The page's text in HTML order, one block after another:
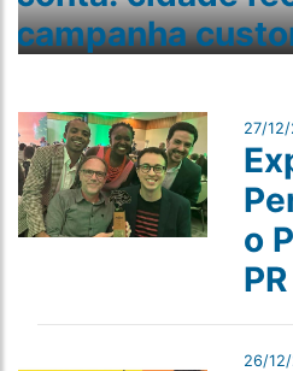
campanha
27/
o
PR
26/